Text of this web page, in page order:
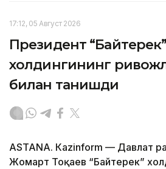
17:12, 05 Август 2026
Президент “Байтерек”
холдингининг
билан танишди
ASTANА. Каzinform — Давлат
Жомарт Тоқаев “Байтерек”